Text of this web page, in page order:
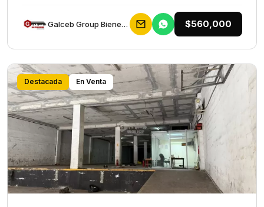
Galceb Group Bienes Raices $560,000
Destacada En Venta